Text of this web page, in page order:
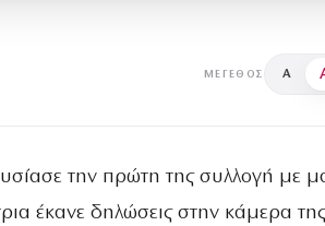
ΜΈΓΕΘΟΣ A
την πρώτη της συλλογή με
έκανε δηλώσεις στην κάμερα